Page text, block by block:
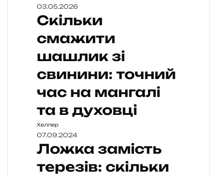
03.05.2026
Скільки
смажити
шашлик зі
свинини: точний
час на мангалі
та в духовці
Хелпер
07.09.2024
Ложка замість
терезів: скільки